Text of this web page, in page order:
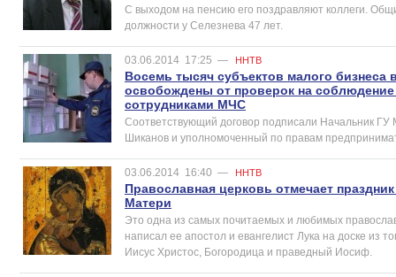
С выходом на пенсию его поздравляют коллеги.
должности у Селезнева 47 лет.
03.06.2014 17:25 — ННТВ
Восемь тысяч субъектов малого бизнеса
освобождены от проверок на
сотрудниками МЧС
Соответствующий договор подписали Начальник
Шиканов и уполномоченный по правам
03.06.2014 16:40 — ННТВ
Православная церковь отмечает
Матери
Это одна из самых почитаемых и любимых
написал ее апостол и евангелист Лука на доске из
Иисус Христос, Богородица и праведный Иосиф.